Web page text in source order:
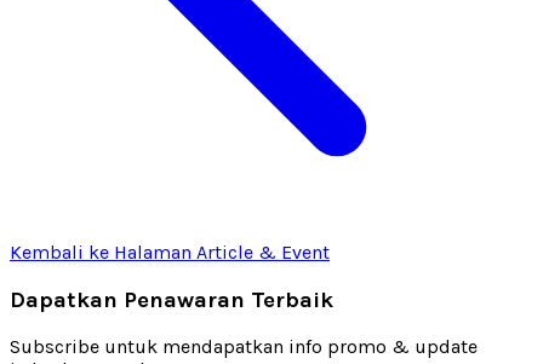
Kembali ke Halaman Article & Event
Dapatkan Penawaran Terbaik
Subscribe untuk mendapatkan info promo & update